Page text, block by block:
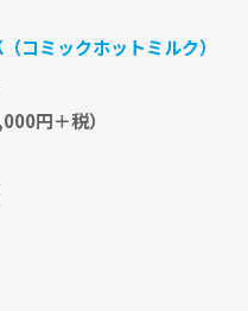
コミックホットミルク）
円＋税）